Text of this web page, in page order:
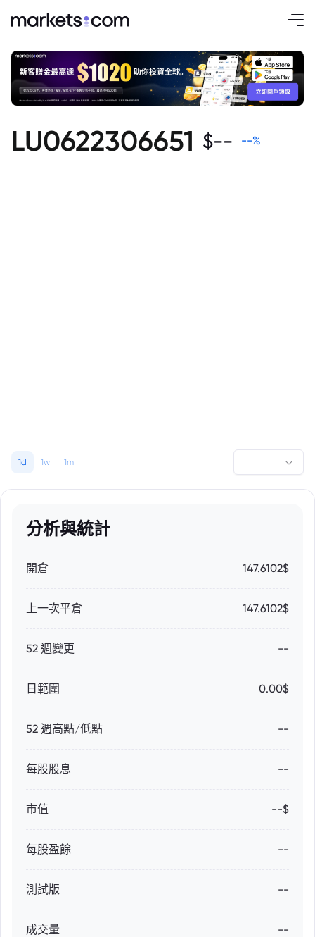
LU0622306651 $-- --%
1d 1w 1m
分析與統計
開倉 147.6102$
上一次平倉 147.6102$
52 週變更 --
日範圍 0.00$
52 週高點/低點 --
每股股息 --
市值 --$
每股盈餘 --
測試版 --
成交量 --